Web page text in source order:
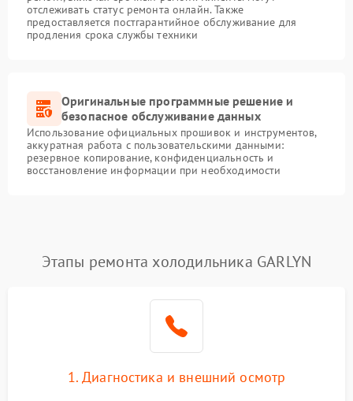
отслеживать статус ремонта онлайн. Также
предоставляется постгарантийное обслуживание для
продления срока службы техники
Оригинальные программные решение и
безопасное обслуживание данных
Использование официальных прошивок и инструментов,
аккуратная работа с пользовательскими данными:
резервное копирование, конфиденциальность и
восстановление информации при необходимости
Этапы ремонта холодильника GARLYN
1. Диагностика и внешний осмотр